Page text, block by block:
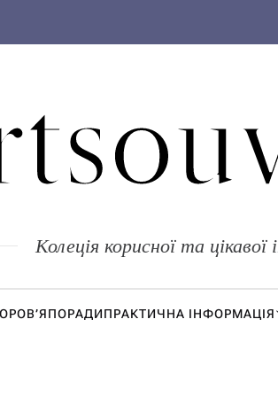
Колеція корисної та цікавої
ПОРАДИПРАКТИЧНА ІНФОРМАЦІЯ